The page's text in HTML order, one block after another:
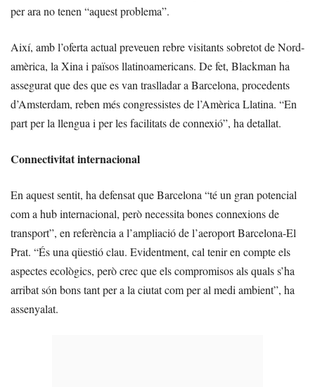
per ara no tenen “aquest problema”.
Així, amb l’oferta actual preveuen rebre visitants sobretot de Nord-
amèrica, la Xina i països llatinoamericans. De fet, Blackman ha
assegurat que des que es van traslladar a Barcelona, procedents
d’Amsterdam, reben més congressistes de l’Amèrica Llatina. “En
part per la llengua i per les facilitats de connexió”, ha detallat.
Connectivitat internacional
En aquest sentit, ha defensat que Barcelona “té un gran potencial
com a hub internacional, però necessita bones connexions de
transport”, en referència a l’ampliació de l’aeroport Barcelona-El
Prat. “És una qüestió clau. Evidentment, cal tenir en compte els
aspectes ecològics, però crec que els compromisos als quals s’ha
arribat són bons tant per a la ciutat com per al medi ambient”, ha
assenyalat.